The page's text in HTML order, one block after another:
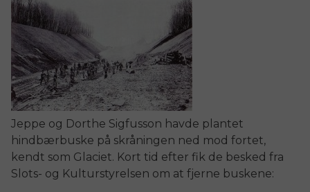
Jeppe og Dorthe Sigfusson havde plantet
hindbærbuske på skråningen ned mod fortet,
kendt som Glaciet. Kort tid efter fik de besked fra
Slots- og Kulturstyrelsen om at fjerne buskene: